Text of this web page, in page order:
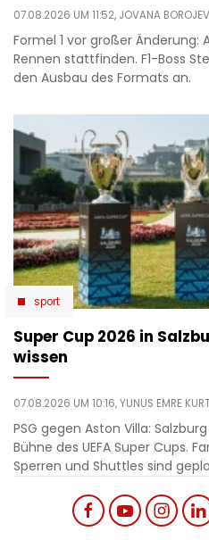
07.08.2026 UM 11:52, JOVANA
Formel 1 vor großer Änderung:
Rennen stattfinden. F1-Boss
den Ausbau des Formats an.
sport
Super Cup 2026 in
wissen
07.08.2026 UM 10:16,YUNUS EMRE KURT
PSG gegen Aston Villa:
Bühne des UEFA Super Cups.
Sperren und Shuttles sind